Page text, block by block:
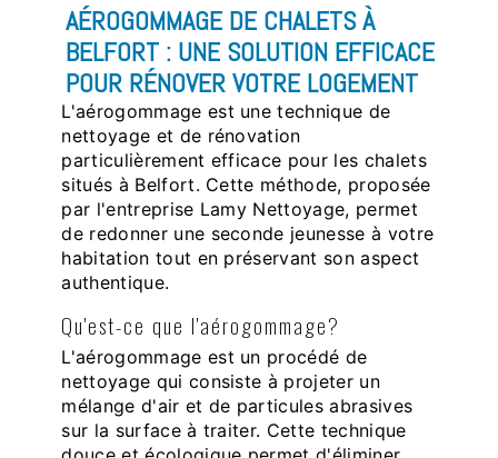
AÉROGOMMAGE DE CHALETS À
BELFORT : UNE SOLUTION EFFICACE
POUR RÉNOVER VOTRE LOGEMENT
L'aérogommage est une technique de
nettoyage et de rénovation
particulièrement efficace pour les chalets
situés à Belfort. Cette méthode, proposée
par l'entreprise Lamy Nettoyage, permet
de redonner une seconde jeunesse à votre
habitation tout en préservant son aspect
authentique.
Qu'est-ce que l'aérogommage?
L'aérogommage est un procédé de
nettoyage qui consiste à projeter un
mélange d'air et de particules abrasives
sur la surface à traiter. Cette technique